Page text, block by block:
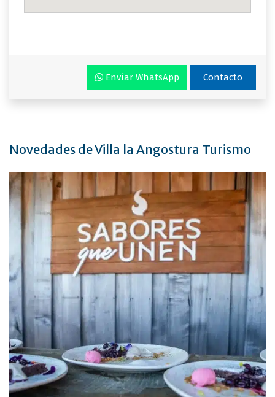
Envíar WhatsApp Contacto
Novedades de Villa la Angostura Turismo